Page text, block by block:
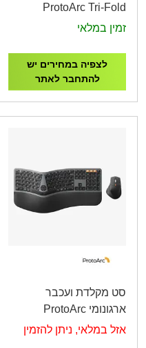
ProtoArc Tri-Fold
Bluetooth Keyboard
זמין במלאי
לצפיה במחירים יש
להתחבר לאתר
סט מקלדת ועכבר
ארגונומי ProtoArc
EKM01 Plus Ergonomic
אזל במלאי, ניתן להזמין